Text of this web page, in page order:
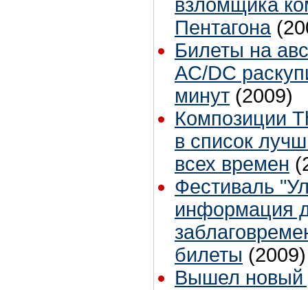
взломщика
Пентагона
Билеты на
AC/DC
минут (2009)
Композиции
в список
всех времен
Фестиваль
информация
билеты (2009)
Вышел новый